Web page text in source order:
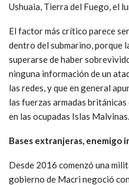
Ushuaia, Tierra del Fuego, el
El factor más crítico parece
dentro del submarino, porque
superarse de haber
ninguna información de un
las redes, y que en general
las fuerzas armadas
en las ocupadas Islas Malvinas.
Bases extranjeras, enemigo
Desde 2016 comenzó una
gobierno de Macri negoció